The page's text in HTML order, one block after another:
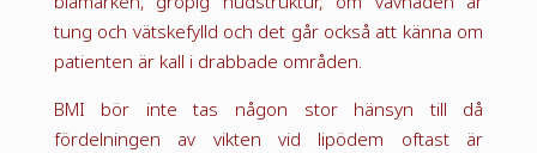
tung och vätskefylld och det går också att känna om
patienten är kall i drabbade områden.
BMI bör inte tas någon stor hänsyn till då
fördelningen av vikten vid lipödem oftast är